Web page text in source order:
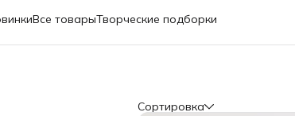
Все товарыТворческие подборки
Сортировка